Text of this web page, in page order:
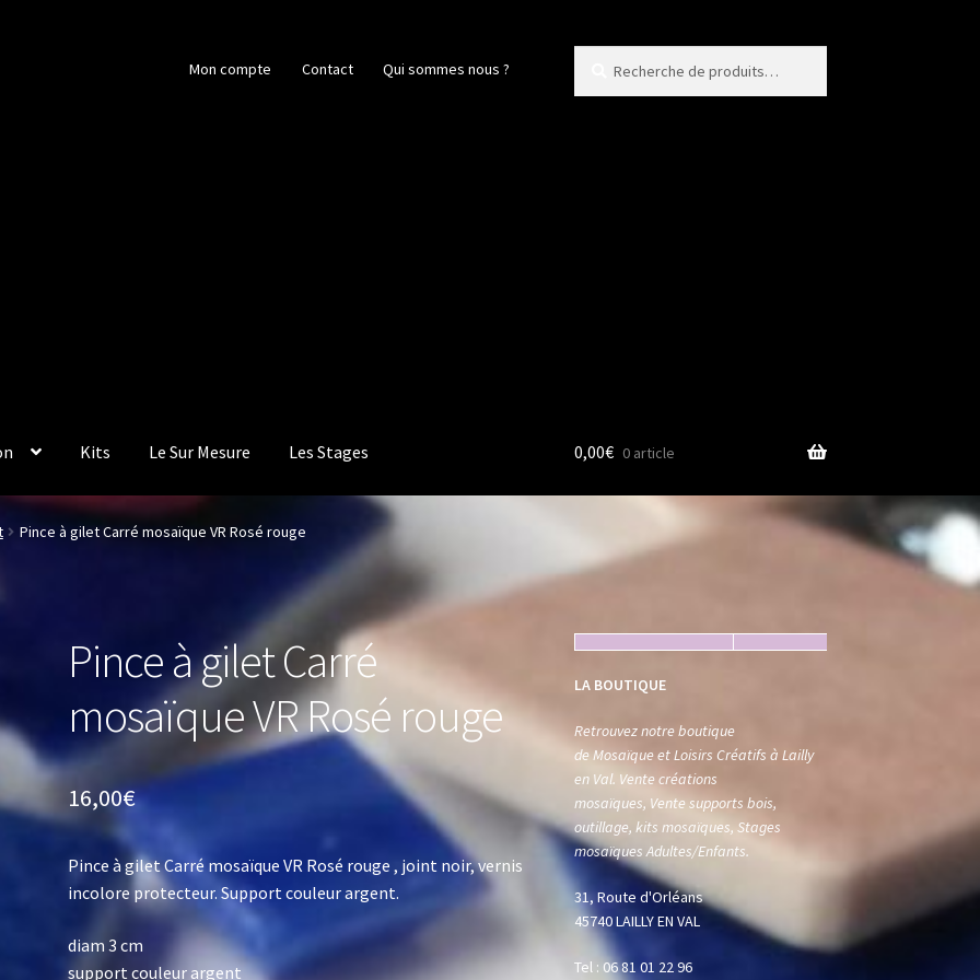
Mon compte Contact Qui sommes nous ?
Kits Le Sur Mesure Les Stages 0,00€ 0 article
Pince à gilet Carré mosaïque VR Rosé rouge
Pince à gilet Carré
mosaïque VR Rosé rouge
16,00€
Pince à gilet Carré mosaïque VR Rosé rouge , joint noir, vernis
incolore protecteur. Support couleur argent.
diam 3 cm
support couleur argent
LA BOUTIQUE
Retrouvez notre boutique
de Mosaïque et Loisirs Créatifs à Lailly
en Val. Vente créations
mosaïques, Vente supports bois,
outillage, kits mosaïques, Stages
mosaïques Adultes/Enfants.
31, Route d'Orléans
45740 LAILLY EN VAL
Tel : 06 81 01 22 96